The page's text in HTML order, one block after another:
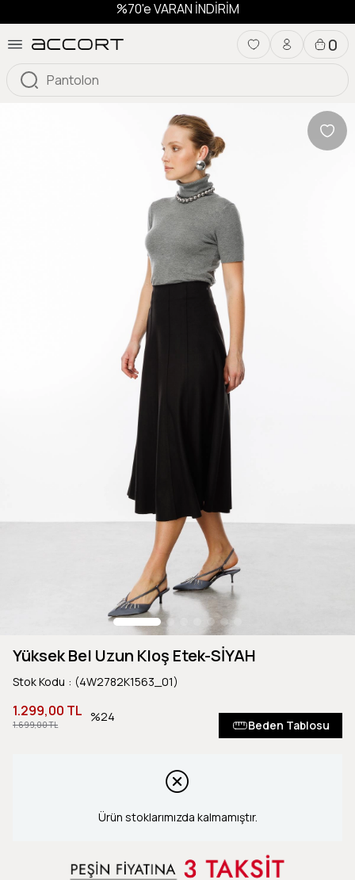
%70'e VARAN İNDİRİM
0
Yüksek Bel Uzun Kloş Etek-SİYAH
Stok Kodu (4W2782K1563_01)
1.699,00 TL
1.299,00 TL 24
Beden Tablosu
Ürün stoklarımızda kalmamıştır.